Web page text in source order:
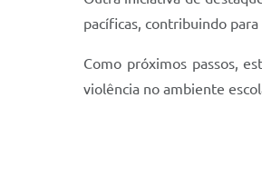
pacíficas, contribuindo
Como próximos passos,
violência no ambiente